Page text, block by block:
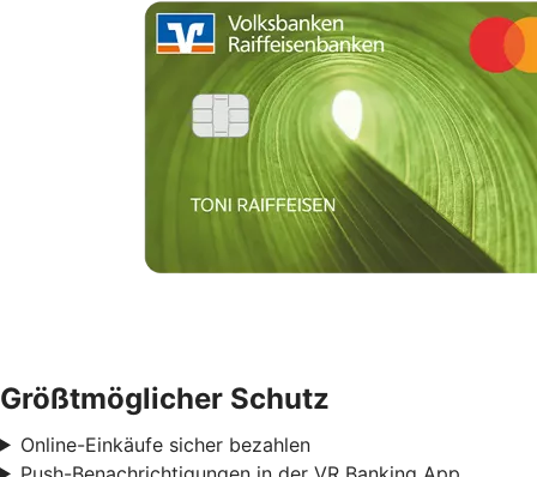
Größtmöglicher Schutz
Online-Einkäufe sicher bezahlen